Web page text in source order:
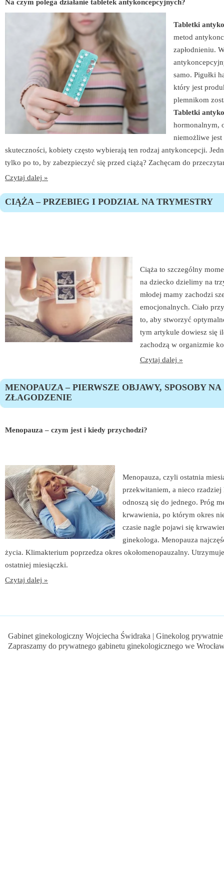
Na czym polega działanie tabletek antykoncepcyjnych?
Tabletki
metod
zapłodnieniu.
samo. Pigułki
który jest
plemnikom
Tabletki
hormonalnym,
niemożliwe jest
skuteczności, kobiety często wybierają ten rodzaj antykoncepcji.
tylko po to, by zabezpieczyć się przed ciążą? Zachęcam do
Czytaj dalej »
CIĄŻA – PRZEBIEG I PODZIAŁ NA TRYMESTRY
Ciąża to szczególny
na dziecko dzielimy na
młodej mamy zachodzi
emocjonalnych. Ciało
to, aby stworzyć
tym artykule dowiesz się
zachodzą w organizmie
Czytaj dalej »
MENOPAUZA – PIERWSZE OBJAWY, SPOSOBY NA
ZŁAGODZENIE
Menopauza – czym jest i kiedy przychodzi?
Menopauza, czyli ostatnia
przekwitaniem, a nieco
odnoszą się do jednego. Próg
krwawienia, po którym okres
czasie nagle pojawi się
ginekologa. Menopauza
życia. Klimakterium poprzedza okres okołomenopauzalny.
ostatniej miesiączki.
Czytaj dalej »
Gabinet ginekologiczny Wojciecha Świdraka | Ginekolog
Zapraszamy do prywatnego gabinetu ginekologicznego we